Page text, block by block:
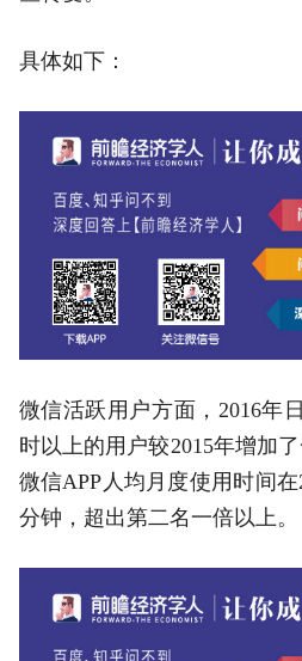
具体如下：
微信活跃用户方面，2016年
时以上的用户较2015年增加
微信APP人均月度使用时间
分钟，超出第二名一倍以上。